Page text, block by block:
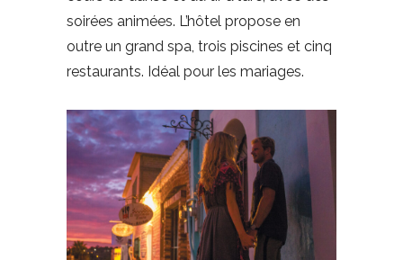
soirées animées. L’hôtel propose en
outre un grand spa, trois piscines et cinq
restaurants. Idéal pour les mariages.